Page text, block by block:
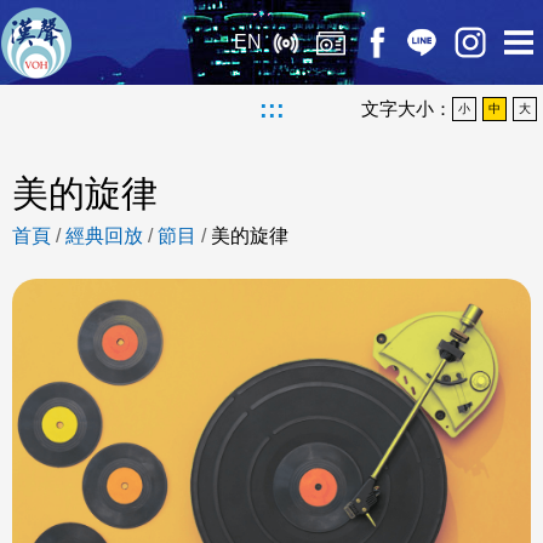
EN
::: 文字大小： 小 中 大
美的旋律
首頁 /經典回放 /節目 / 美的旋律